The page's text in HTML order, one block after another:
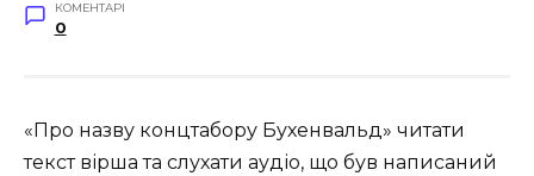
КОМЕНТАРІ
0
«Про назву концтабору Бухенвальд» читати
текст вірша та слухати аудіо, що був написаний